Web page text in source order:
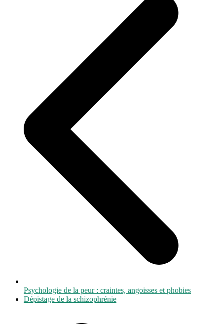
Psychologie de la peur : craintes, angoisses et phobies
next
Dépistage de la schizophrénie